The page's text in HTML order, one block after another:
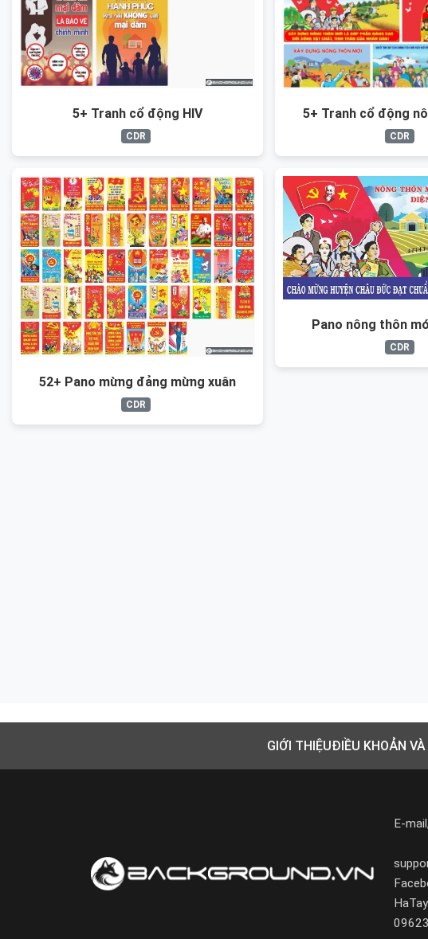
5+ Tranh cổ động HIV
CDR
5+ Tranh cổ động
CDR
Pano nông thôn
CDR
52+ Pano mừng đảng mừng xuân
CDR
GIỚI THIỆUĐIỀU KHOẢN
E-